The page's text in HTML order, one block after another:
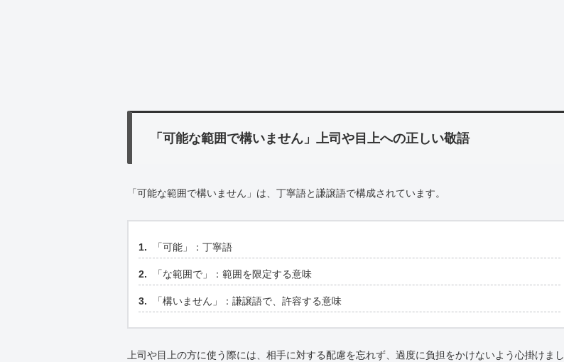
「可能な範囲で構いません」上司や目上への正しい敬語
「可能な範囲で構いません」は、丁寧語と謙譲語で構成されています。
「可能」：丁寧語
「な範囲で」：範囲を限定する意味
「構いません」：謙譲語で、許容する意味
上司や目上の方に使う際には、相手に対する配慮を忘れず、過度に負担をかけないよう心掛けまし